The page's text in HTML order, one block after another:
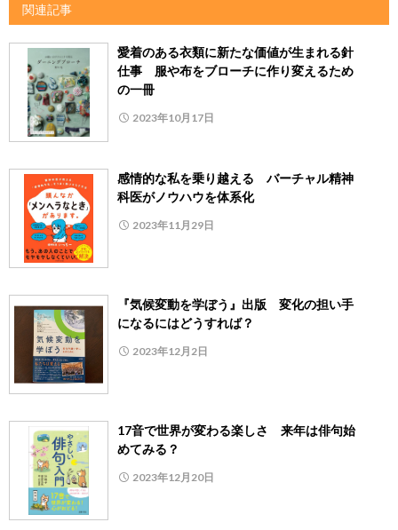
関連記事
愛着のある衣類に新たな価値が生まれる針
仕事 服や布をブローチに作り変えるため
の一冊
2023年10月17日
感情的な私を乗り越える バーチャル精神
科医がノウハウを体系化
2023年11月29日
『気候変動を学ぼう』出版 変化の担い手
になるにはどうすれば？
2023年12月2日
17音で世界が変わる楽しさ 来年は俳句始
めてみる？
2023年12月20日